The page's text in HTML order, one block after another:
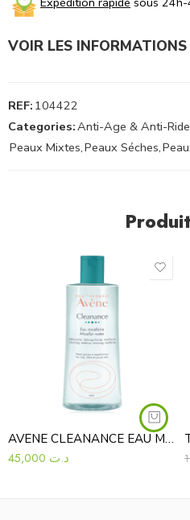
VOIR LES
REF: 104422
Categories:Anti-Age & Anti-Ride
Peaux Mixtes,Peaux Séches,
AVENE CLEANANCE EAU MICELLAIRE 400ML
د.ت